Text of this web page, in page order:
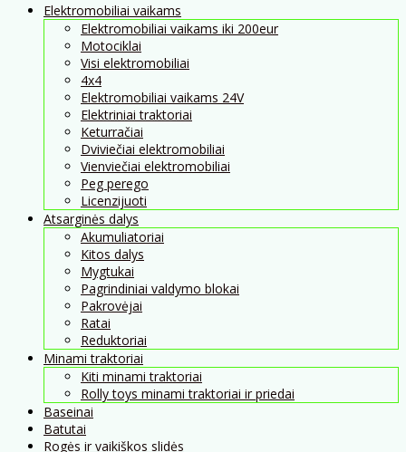
Elektromobiliai vaikams
Elektromobiliai vaikams iki 200eur
Motociklai
Visi elektromobiliai
4x4
Elektromobiliai vaikams 24V
Elektriniai traktoriai
Keturračiai
Dviviečiai elektromobiliai
Vienviečiai elektromobiliai
Peg perego
Licenzijuoti
Atsarginės dalys
Akumuliatoriai
Kitos dalys
Mygtukai
Pagrindiniai valdymo blokai
Pakrovėjai
Ratai
Reduktoriai
Minami traktoriai
Kiti minami traktoriai
Rolly toys minami traktoriai ir priedai
Baseinai
Batutai
Rogės ir vaikiškos slidės